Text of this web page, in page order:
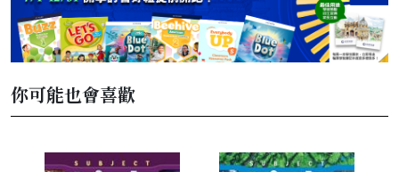
你可能也會喜歡